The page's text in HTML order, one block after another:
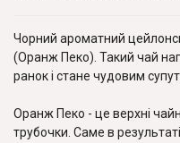
Чорний ароматний
(Оранж Пеко). Такий чай
ранок і стане чудовим
Оранж Пеко - це верхні
трубочки. Саме в